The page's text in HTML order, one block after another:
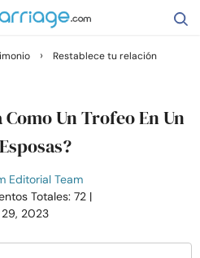
›
Restablece tu relación
Un Trofeo En Un
Editorial Team
Totales: 72 |
2023